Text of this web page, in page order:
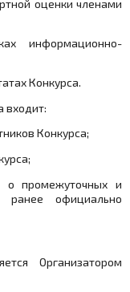
оценки членами
информационно-
Конкурса.
входит:
Конкурса;
о промежуточных и
ранее официально
Организатором